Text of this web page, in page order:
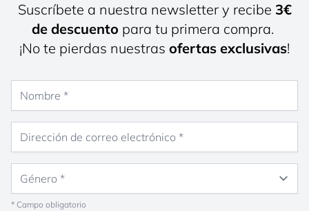
Suscríbete a nuestra newsletter y recibe 3€
de descuento para tu primera compra.
¡No te pierdas nuestras ofertas exclusivas!
* Campo obligatorio